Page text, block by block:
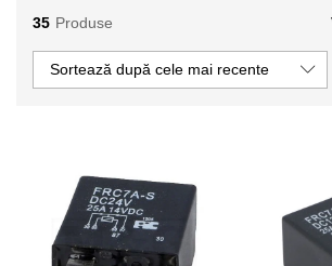
35 Produse
Sortează după cele mai recente